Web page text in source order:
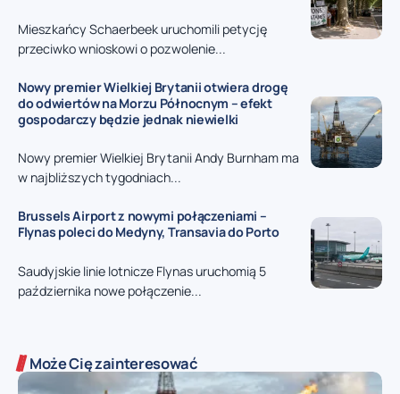
Mieszkańcy Schaerbeek uruchomili petycję
przeciwko wnioskowi o pozwolenie...
Nowy premier Wielkiej Brytanii otwiera drogę
do odwiertów na Morzu Północnym – efekt
gospodarczy będzie jednak niewielki
Nowy premier Wielkiej Brytanii Andy Burnham ma
w najbliższych tygodniach...
Brussels Airport z nowymi połączeniami –
Flynas poleci do Medyny, Transavia do Porto
Saudyjskie linie lotnicze Flynas uruchomią 5
października nowe połączenie...
Może Cię zainteresować